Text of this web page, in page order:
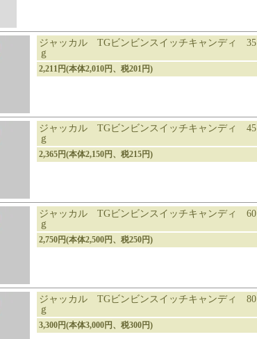
ジャッカル TGビンビンスイッチキャンディ 35
ｇ
2,211円(本体2,010円、税201円)
ジャッカル TGビンビンスイッチキャンディ 45
ｇ
2,365円(本体2,150円、税215円)
ジャッカル TGビンビンスイッチキャンディ 60
ｇ
2,750円(本体2,500円、税250円)
ジャッカル TGビンビンスイッチキャンディ 80
ｇ
3,300円(本体3,000円、税300円)